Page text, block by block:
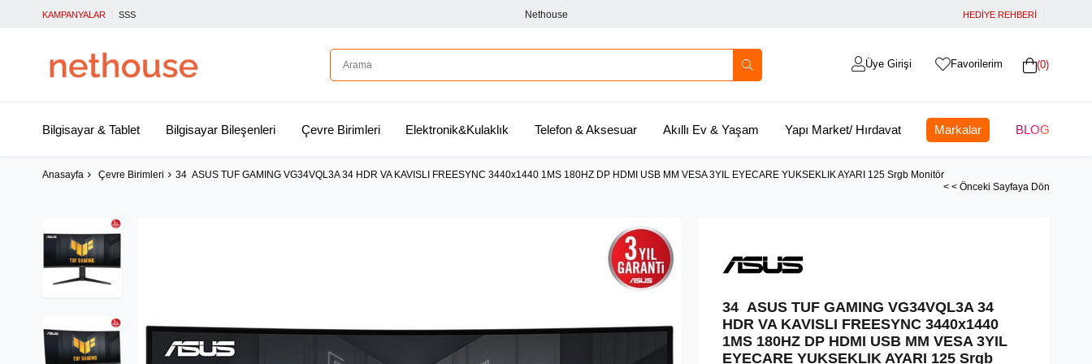
KAMPANYALAR SSS Nethouse HEDİYE REHBERİ
0
Favorilerim
Üye Girişi
Bilgisayar & Tablet Bilgisayar Bileşenleri Çevre Birimleri Elektronik&Kulaklık Telefon & Aksesuar Akıllı Ev & Yaşam Yapı Market/ Hırdavat Markalar BLOG
Anasayfa Çevre Birimleri
34 ASUS TUF GAMING VG34VQL3A 34 HDR VA KAVISLI FREESYNC 3440x1440 1MS 180HZ DP HDMI USB MM VESA 3YIL EYECARE YUKSEKLIK AYARI 125 Srgb Monitör
< < Önceki Sayfaya Dön
34 ASUS TUF GAMING VG34VQL3A 34
HDR VA KAVISLI FREESYNC 3440x1440
1MS 180HZ DP HDMI USB MM VESA 3YIL
EYECARE YUKSEKLIK AYARI 125 Srgb